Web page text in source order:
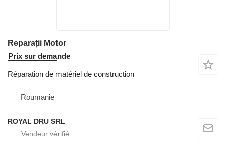
Reparații Motor
Prix sur demande
Réparation de matériel de construction
Roumanie
ROYAL DRU SRL